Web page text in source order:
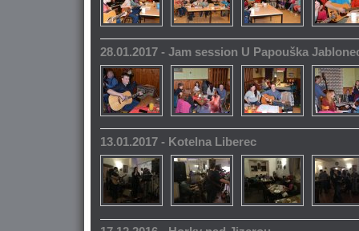
28.01.2017 - Jam session U Papouška
13.01.2017 - Kotelna Liberec